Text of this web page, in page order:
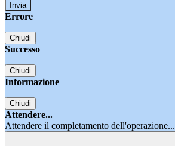
Errore
Chiudi
Successo
Chiudi
Informazione
Chiudi
Attendere...
Attendere il completamento dell'operazione...